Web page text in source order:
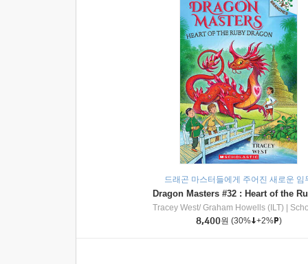
드래곤 마스터들에게 주어진 새로운 임
Tracey West/ Graham Howells (ILT)
8,400원 (30% +2% )